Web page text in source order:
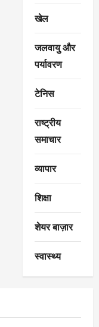
खेल
जलवायु और
पर्यावरण
टेनिस
राष्ट्रीय
समाचार
व्यापार
शिक्षा
शेयर बाज़ार
स्वास्थ्य